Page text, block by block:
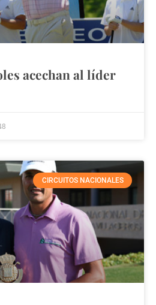
acechan al líder
CIRCUITOS NACIONALES